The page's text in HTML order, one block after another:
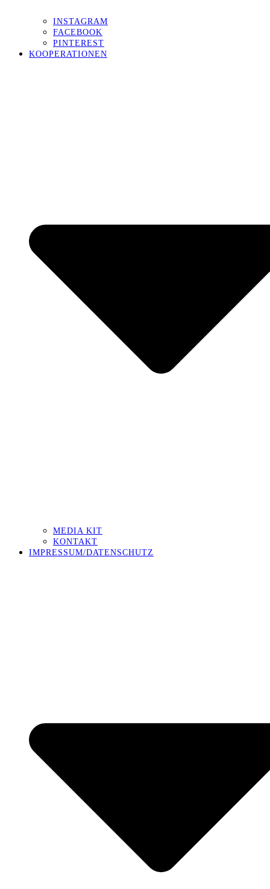
INSTAGRAM
FACEBOOK
PINTEREST
KOOPERATIONEN
MEDIA KIT
KONTAKT
IMPRESSUM/DATENSCHUTZ